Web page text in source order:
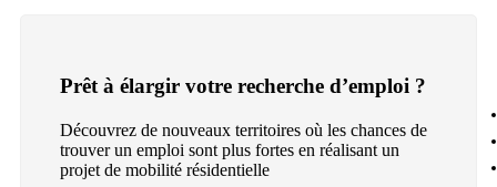
Prêt à élargir votre recherche d’emploi ?
Découvrez de nouveaux territoires où les chances de
trouver un emploi sont plus fortes en réalisant un
projet de mobilité résidentielle